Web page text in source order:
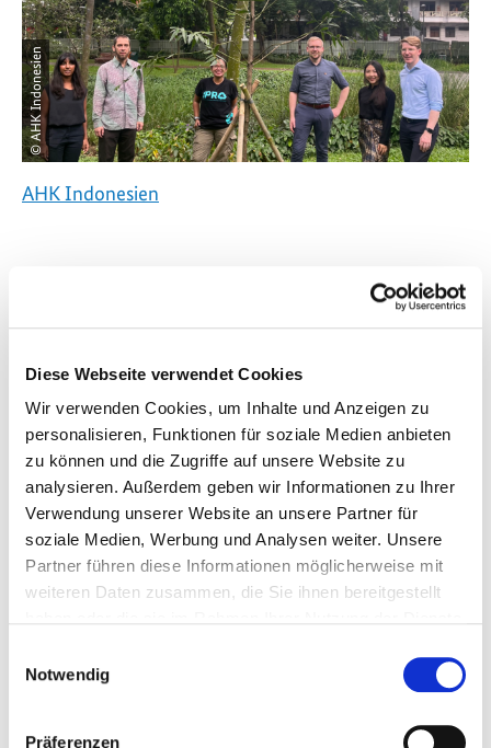
Diese Webseite verwendet Cookies
Wir verwenden Cookies, um Inhalte und Anzeigen zu
personalisieren, Funktionen für soziale Medien anbieten
zu können und die Zugriffe auf unsere Website zu
analysieren. Außerdem geben wir Informationen zu Ihrer
Verwendung unserer Website an unsere Partner für
soziale Medien, Werbung und Analysen weiter. Unsere
Partner führen diese Informationen möglicherweise mit
weiteren Daten zusammen, die Sie ihnen bereitgestellt
Notwendig
Präferenzen
© AHK Indonesien
AHK Indonesien
© AHK Neuseeland
AHK Neuseeland